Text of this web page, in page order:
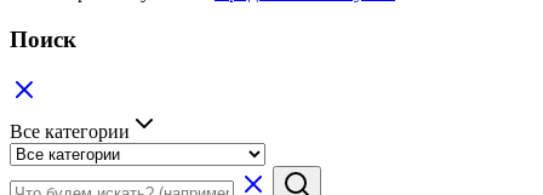
Поиск
Все категории